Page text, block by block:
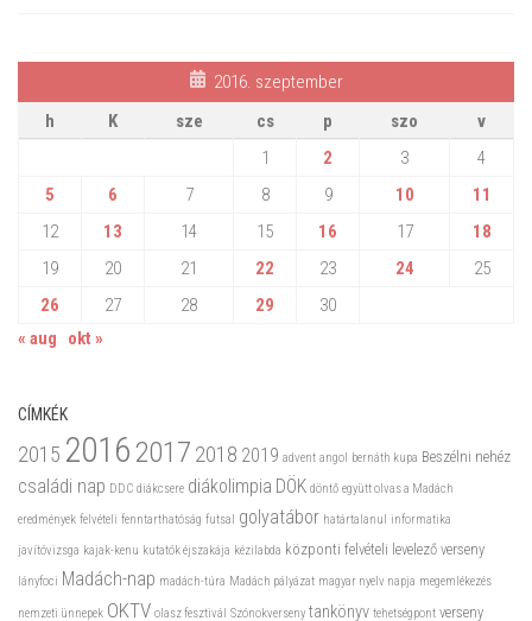
2016. szeptember
h
K sze cs p szo
v
1
2 3
4
5
6 7 8 9 10
11
12
13 14 15 16 17
18
19
20 21 22 23 24
25
26
27 28 29
30
« aug
okt »
CÍMKÉK
2015 20162017 2018 2019 advent angol bernáth kupa Beszélni nehéz
családi nap DDC diákcsere diákolimpia DÖK döntő együtt olvas a Madách
eredmények felvételi fenntarthatóság futsal golyatábor határtalanul informatika
javítóvizsga kajak-kenu kutatók éjszakája kézilabda központi felvételi levelező verseny
lányfoci Madách-nap madách-túra Madách pályázat magyar nyelv napja megemlékezés
nemzeti ünnepek OKTV olasz fesztivál Szónokverseny tankönyv tehetségpont verseny